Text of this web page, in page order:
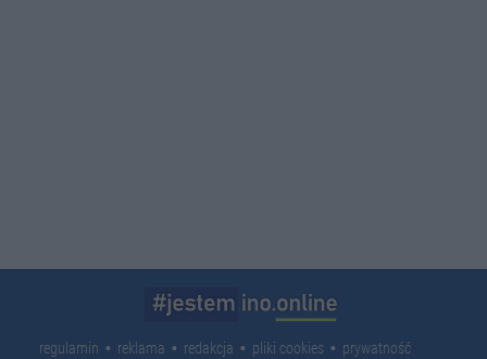
regulamin reklama redakcja pliki cookies
prywatność